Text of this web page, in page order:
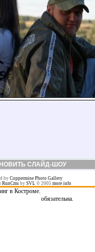
СЛАЙД-ШОУ
by Coppermine Photo Gallery
RunCmsby SVL © 2005 more info
в Костроме.
обязательна.